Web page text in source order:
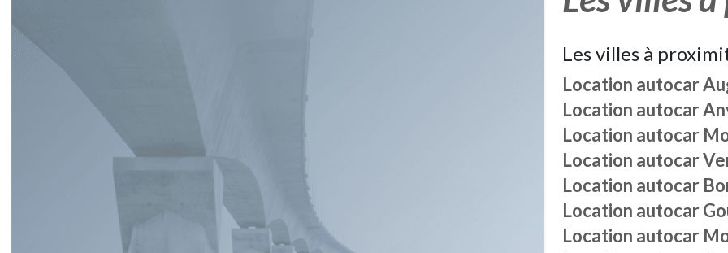
Les villes à
Location autocar
Location autocar
Location autocar
Location autocar
Location autocar
Location autocar
Location autocar